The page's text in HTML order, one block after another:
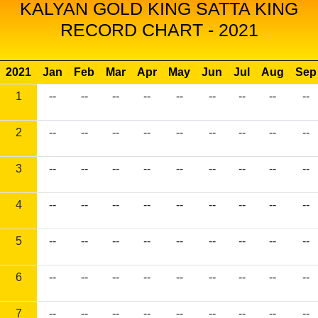
KALYAN GOLD KING SATTA KING
RECORD CHART - 2021
2021 Jan Feb Mar Apr May Jun Jul Aug
Sep
1
-- -- -- -- -- -- -- -- --
2 -- -- -- -- -- -- -- -- --
3 -- -- -- -- -- -- -- -- --
4 -- -- -- -- -- -- -- -- --
5 -- -- -- -- -- -- -- -- --
6 -- -- -- -- -- -- -- -- --
7 -- -- -- -- -- -- -- -- --